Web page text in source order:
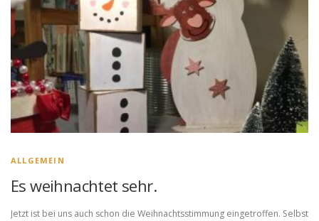
ALLGEMEIN
Es weihnachtet sehr.
Jetzt ist bei uns auch schon die Weihnachtsstimmung eingetroffen. Selbst